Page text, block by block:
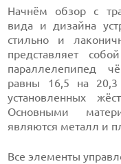
Начнём обзор с
вида и дизайна
стильно и
представляет
параллелепипед
равны 16,5 на 20,3
установленных
Основными
являются металл и
Все элементы